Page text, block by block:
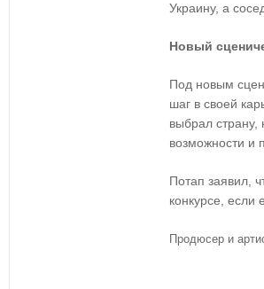
Украину, а
Новый
Под новым
шаг в своей
выбрал страну,
возможности и
Потап заявил,
конкурсе, если
Продюсер и